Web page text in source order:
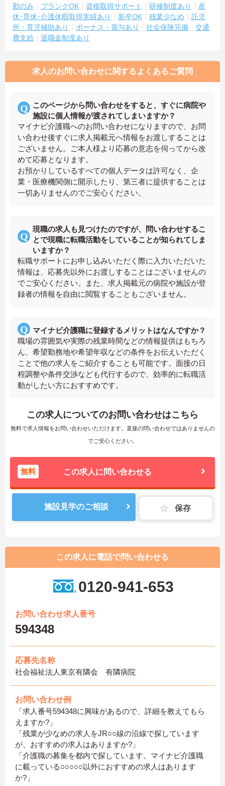
勤のみ
ブランクOK 資格取得サポート 研修制度あり
産
休･育休･介護休暇取得実績あり
新卒OK 残業少なめ
託児
所・育児補助あり
ボーナス・賞与あり 社会保険完備
交通
費支給
退職金制度あり
求人のお問い合わせに関するよくあるご質問
このページから問い合わせをすると、すぐに病院や
施設に個人情報が渡されてしまいますか？
マイナビ介護職へのお問い合わせになりますので、お問
い合わせ後すぐに求人掲載元へ情報をお渡しすることは
ございません。ご本人様より応募の意志を伺ってから改
めて応募となります。
お預かりしているすべての個人データは許可なく、企
業・医療機関側に開示したり、第三者に提供することは
一切ありませんのでご安心ください。
現職の求人も見つけたのですが、問い合わせするこ
とで現職に転職活動をしていることが知られてしま
いますか？
転職サポートにお申し込みいただく際に入力いただいた
情報は、応募先以外にお渡しすることはございませんの
でご安心ください。また、求人掲載元の病院や施設が登
録者の情報を自由に閲覧することもございません。
マイナビ介護職に登録するメリットはなんですか？
職場の雰囲気や実際の残業時間などの情報提供はもちろ
ん、希望勤務地や希望年収などの条件をお伝えいただく
ことで他の求人をご紹介することも可能です。面接の日
程調整や条件交渉なども代行するので、効率的に転職活
動がしたい方におすすめです。
この求人についてのお問い合わせはこちら
無料で求人情報をお問い合わせいただけます。直接の問い合わせではありませんの
でご安心ください。
無料 この求人に問い合わせる
施設見学のご相談 保存
この求人に電話で問い合わせる
0120-941-653
お問い合わせ求人番号
594348
応募先名称
社会福祉法人東京有隣会 有隣病院
お問い合わせ例
「求人番号594348に興味があるので、詳細を教えてもら
えますか?」
「残業が少なめの求人をJR○○線の沿線で探しています
が、おすすめの求人はありますか?」
「介護職の募集を都内で探しています。マイナビ介護職
に載っている○○○○○以外におすすめの求人はあります
か?」